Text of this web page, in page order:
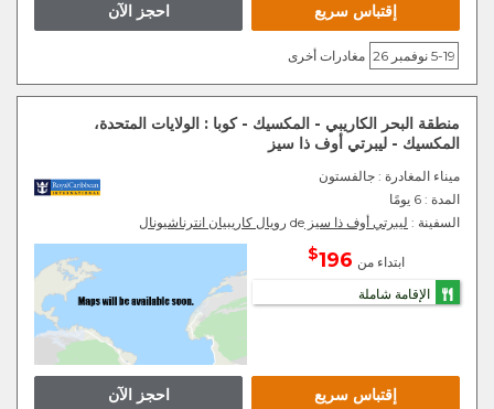
احجز الآن إقتباس سريع
5-19 نوفمبر 26 مغادرات أخرى
منطقة البحر الكاريبي - المكسيك - كوبا : الولايات المتحدة،
المكسيك - ليبرتي أوف ذا سيز
ميناء المغادرة : جالفستون
المدة : 6 يومًا
السفينة : ليبرتي أوف ذا سيز de رويال كاريبيان انترناشيونال
ابتداء من 196
$
الإقامة شاملة
احجز الآن إقتباس سريع